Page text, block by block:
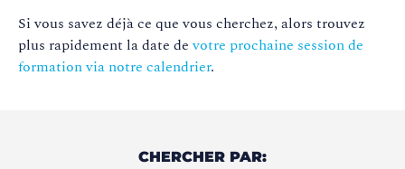
Si vous savez déjà ce que vous cherchez, alors trouvez
plus rapidement la date devotre prochaine session de
formation via notre calendrier.
CHERCHER PAR: